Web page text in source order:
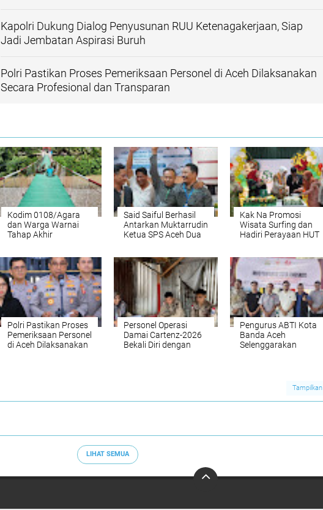
Kapolri Dukung Dialog Penyusunan RUU Ketenagakerjaan, Siap
Jadi Jembatan Aspirasi Buruh
Polri Pastikan Proses Pemeriksaan Personel di Aceh Dilaksanakan
Secara Profesional dan Transparan
Kodim 0108/Agara
dan Warga Warnai
Tahap Akhir
Ketambe Aceh
Tenggara
Said Saiful Berhasil
Antarkan Muktarrudin
Ketua SPS Aceh Dua
Kak Na Promosi
Wisata Surfing dan
Hadiri Perayaan HUT
Polri Pastikan Proses
Pemeriksaan Personel
di Aceh Dilaksanakan
Personel Operasi
Damai Cartenz-2026
Bekali Diri dengan
Pengurus ABTI Kota
Banda Aceh
Selenggarakan
Tampilkan
LIHAT SEMUA